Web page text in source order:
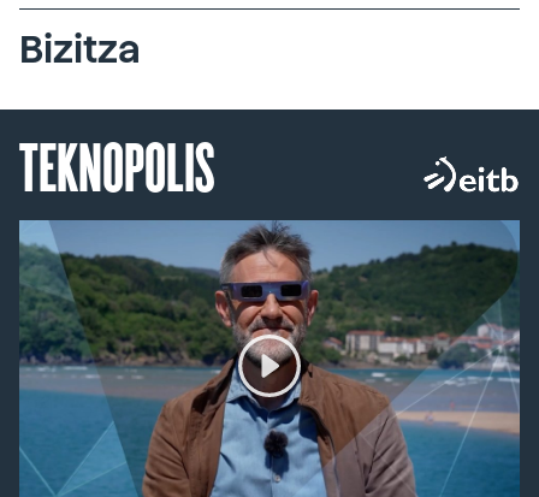
Bizitza
TEKNOPOLIS